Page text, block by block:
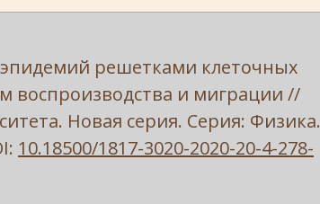
решетками клеточных
воспроизводства и миграции //
Новая серия. Серия: Физика.
10.18500/1817-3020-2020-20-4-278-